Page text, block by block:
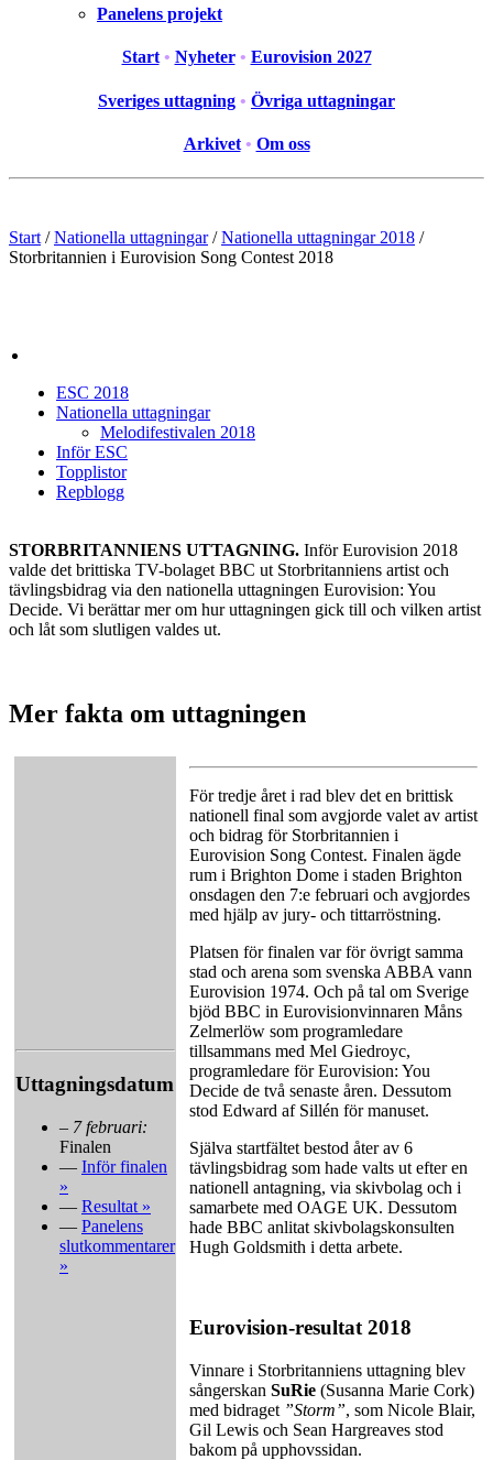
Panelens projekt
Start • Nyheter • Eurovision 2027
Sveriges uttagning • Övriga uttagningar
Arkivet • Om oss
Start / Nationella uttagningar / Nationella uttagningar 2018 /
Storbritannien i Eurovision Song Contest 2018
ESC 2018
Nationella uttagningar
Melodifestivalen 2018
Inför ESC
Topplistor
Repblogg
STORBRITANNIENS UTTAGNING. Inför Eurovision 2018
valde det brittiska TV-bolaget BBC ut Storbritanniens artist och
tävlingsbidrag via den nationella uttagningen Eurovision: You
Decide. Vi berättar mer om hur uttagningen gick till och vilken artist
och låt som slutligen valdes ut.
Mer fakta om uttagningen
Uttagningsdatum
– 7 februari:
Finalen
— Inför finalen
»
— Resultat »
— Panelens
slutkommentarer
»
För tredje året i rad blev det en brittisk
nationell final som avgjorde valet av artist
och bidrag för Storbritannien i
Eurovision Song Contest. Finalen ägde
rum i Brighton Dome i staden Brighton
onsdagen den 7:e februari och avgjordes
med hjälp av jury- och tittarröstning.
Platsen för finalen var för övrigt samma
stad och arena som svenska ABBA vann
Eurovision 1974. Och på tal om Sverige
bjöd BBC in Eurovisionvinnaren Måns
Zelmerlöw som programledare
tillsammans med Mel Giedroyc,
programledare för Eurovision: You
Decide de två senaste åren. Dessutom
stod Edward af Sillén för manuset.
Själva startfältet bestod åter av 6
tävlingsbidrag som hade valts ut efter en
nationell antagning, via skivbolag och i
samarbete med OAGE UK. Dessutom
hade BBC anlitat skivbolagskonsulten
Hugh Goldsmith i detta arbete.
Eurovision-resultat 2018
Vinnare i Storbritanniens uttagning blev
sångerskan SuRie (Susanna Marie Cork)
med bidraget ”Storm”, som Nicole Blair,
Gil Lewis och Sean Hargreaves stod
bakom på upphovssidan.